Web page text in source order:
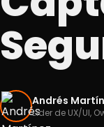
05
06
Andrés
Líder de UX/UI,